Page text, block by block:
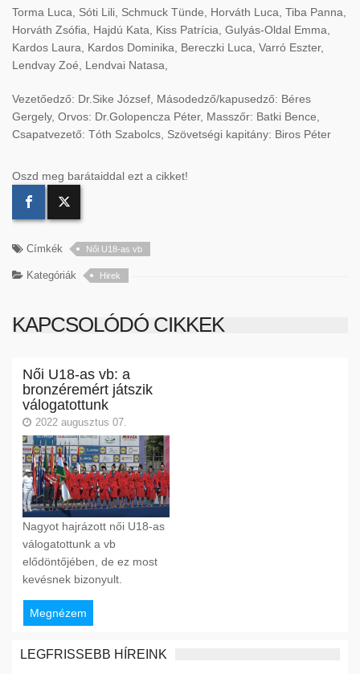
Torma Luca, Sóti Lili, Schmuck Tünde, Horváth Luca, Tiba Panna,
Horváth Zsófia, Hajdú Kata, Kiss Patrícia, Gulyás-Oldal Emma,
Kardos Laura, Kardos Dominika, Bereczki Luca, Varró Eszter,
Lendvay Zoé, Lendvai Natasa,
Vezetőedző: Dr.Sike József, Másodedző/kapusedző: Béres
Gergely, Orvos: Dr.Golopencza Péter, Masszőr: Batki Bence,
Csapatvezető: Tóth Szabolcs, Szövetségi kapitány: Biros Péter
Oszd meg barátaiddal ezt a cikket!
Címkék Női U18-as vb
Kategóriák Hirek
KAPCSOLÓDÓ CIKKEK
Női U18-as vb: a
bronzéremért játszik
válogatottunk
2022 augusztus 07.
Nagyot hajrázott női U18-as
válogatottunk a vb
elődöntőjében, de ez most
kevésnek bizonyult.
Megnézem
LEGFRISSEBB HÍREINK